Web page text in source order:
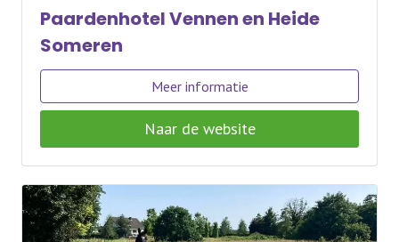
Paardenhotel Vennen en Heide
Someren
Meer informatie
Naar de website